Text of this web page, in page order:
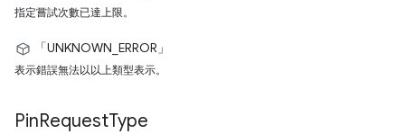
指定嘗試次數已達上限。
「UNKNOWN_ERROR」
表示錯誤無法以以上類型表示。
PinRequestType